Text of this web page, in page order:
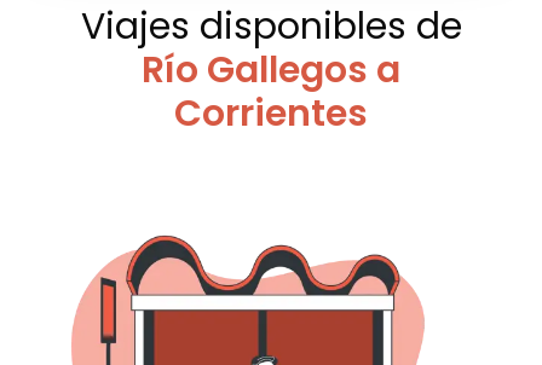
Viajes disponibles de
Río Gallegos a
Corrientes